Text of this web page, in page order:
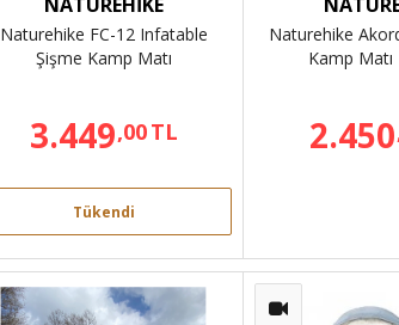
Naturehike FC-12 Infatable
Şişme Kamp Matı
3.449,00TL
Tükendi
Naturehike
Kamp
2.450